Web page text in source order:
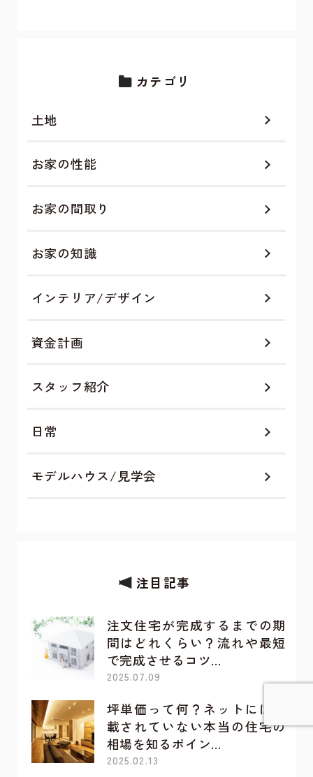
カテゴリ
土地
お家の性能
お家の間取り
お家の知識
インテリア/デザイン
資金計画
スタッフ紹介
日常
モデルハウス/見学会
注目記事
注文住宅が完成するまでの期
間はどれくらい？流れや最短
で完成させるコツ…
2025.07.09
坪単価って何？ネットには記
載されていない本当の住宅の
相場を知るポイン…
2025.02.13
詳しく見てみる